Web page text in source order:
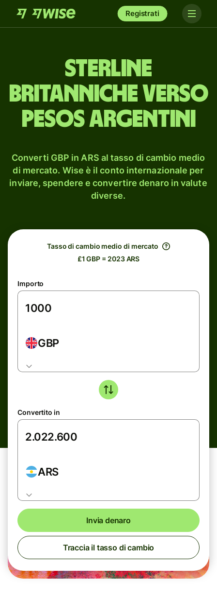
Registrati
sterline
britanniche verso
pesos argentini
Converti GBP in ARS al tasso di cambio medio
di mercato. Wise è il conto internazionale per
inviare, spendere e convertire denaro in valute
diverse.
Tasso di cambio medio di mercato
£1 GBP = 2023 ARS
Importo
GBP
Convertito in
ARS
Invia denaro
Traccia il tasso di cambio